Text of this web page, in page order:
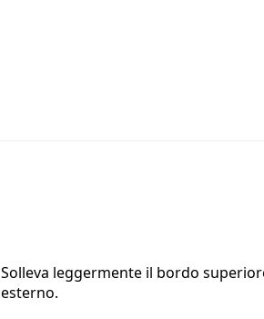
Solleva leggermente il bordo
esterno.